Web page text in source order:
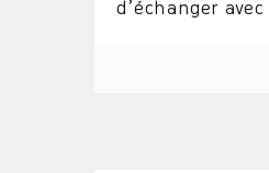
d’échanger